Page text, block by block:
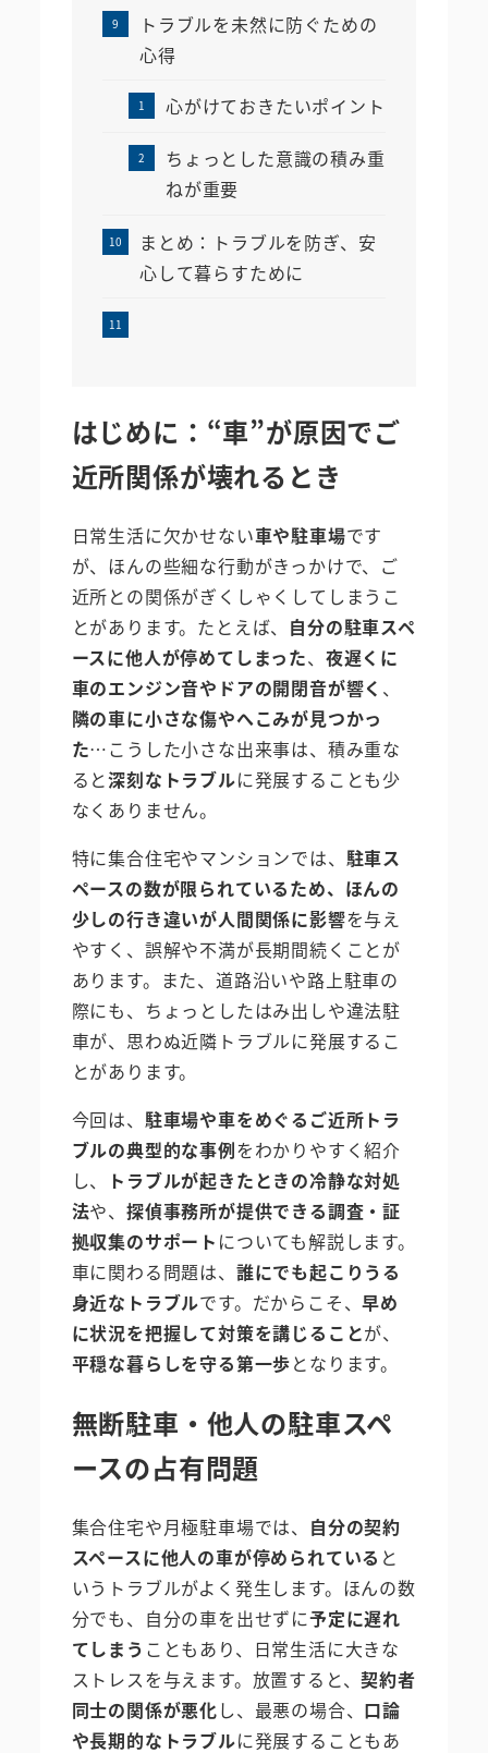
トラブルを未然に防ぐための
心得
心がけておきたいポイント
ちょっとした意識の積み重
ねが重要
まとめ：トラブルを防ぎ、安
心して暮らすために
はじめに：“車”が原因でご
近所関係が壊れるとき
日常生活に欠かせない車や駐車場です
が、ほんの些細な行動がきっかけで、ご
近所との関係がぎくしゃくしてしまうこ
とがあります。たとえば、 自分の駐車スペ
ースに他人が停めてしまった、 夜遅くに
車のエンジン音やドアの開閉音が響く 、
隣の車に小さな傷やへこみが見つかっ
た…こうした小さな出来事は、積み重な
ると深刻なトラブルに発展することも少
なくありません。
特に集合住宅やマンションでは、 駐車ス
ペースの数が限られているため、ほんの
少しの行き違いが人間関係に影響を与え
やすく、誤解や不満が長期間続くことが
あります。また、道路沿いや路上駐車の
際にも、ちょっとしたはみ出しや違法駐
車が、思わぬ近隣トラブルに発展するこ
とがあります。
今回は、 駐車場や車をめぐるご近所トラ
ブルの典型的な事例をわかりやすく紹介
し、
トラブルが起きたときの冷静な対処
法や、探偵事務所が提供できる調査・証
拠収集のサポート についても解説します。
車に関わる問題は、 誰にでも起こりうる
身近なトラブルです。だからこそ、早め
に状況を把握して対策を講じることが、
平穏な暮らしを守る第一歩となります。
無断駐車・他人の駐車スペ
ースの占有問題
集合住宅や月極駐車場では、 自分の契約
スペースに他人の車が停められている と
いうトラブルがよく発生します。ほんの数
分でも、自分の車を出せずに予定に遅れ
てしまう こともあり、日常生活に大きな
ストレスを与えます。放置すると、契約者
同士の関係が悪化し、最悪の場合、 口論
や長期的なトラブルに発展することもあ